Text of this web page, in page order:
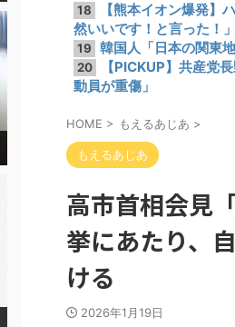
18
【熊本イオン爆発】
然いいです！と言った！
19 韓国人「日本の関東
20
【PICKUP】共産党
動員が重傷」
HOME > もえるあじあ >
もえるあじあ
高市首相会見
挙にあたり、
ける
2026年1月19日